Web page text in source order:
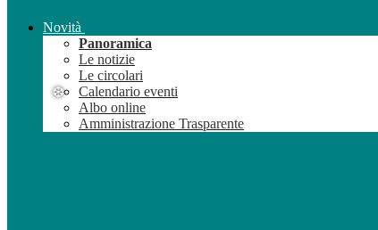
Novità
Panoramica
Le notizie
Le circolari
Calendario eventi
Albo online
Amministrazione Trasparente